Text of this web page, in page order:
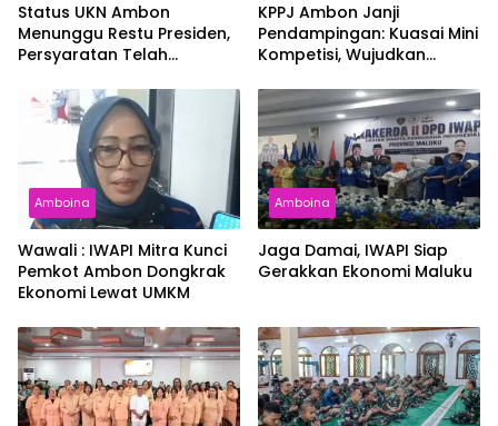
Status UKN Ambon
Menunggu Restu Presiden,
Persyaratan Telah
KPPJ Ambon Janji
Pendampingan: Kuasai Mini
Kompetisi, Wujudkan
Tepat Sasaran
Amboina
Wawali : IWAPI Mitra Kunci
Pemkot Ambon Dongkrak
Ekonomi Lewat UMKM
Amboina
Jaga Damai, IWAPI Siap
Gerakkan Ekonomi Maluku